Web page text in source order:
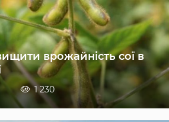
врожайність сої в
1 230